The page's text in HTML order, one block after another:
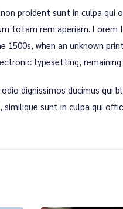
proident sunt in culpa
totam rem aperiam.
1500s, when an unknown
typesetting, remaining
dignissimos ducimus
sunt in culpa qui